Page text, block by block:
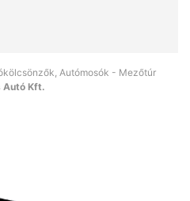
Autómosók - Mezőtúr
Autó Kft.